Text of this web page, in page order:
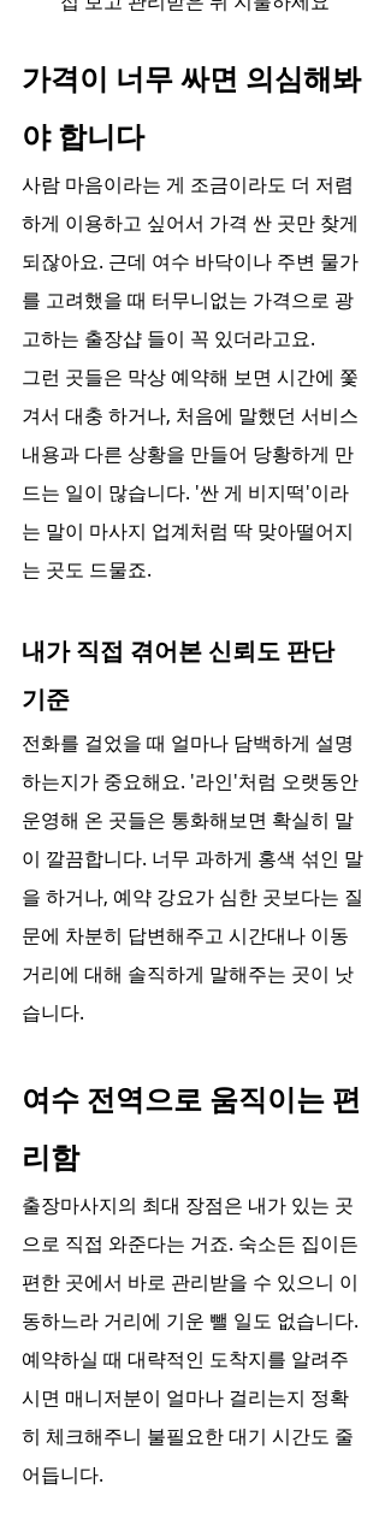
가격이 너무 싸면 의심해봐
야 합니다
사람 마음이라는 게 조금이라도 더 저렴
하게 이용하고 싶어서 가격 싼 곳만 찾게
되잖아요. 근데 여수 바닥이나 주변 물가
를 고려했을 때 터무니없는 가격으로 광
고하는 출장샵 들이 꼭 있더라고요.
그런 곳들은 막상 예약해 보면 시간에 쫓
겨서 대충 하거나, 처음에 말했던 서비스
내용과 다른 상황을 만들어 당황하게 만
드는 일이 많습니다. '싼 게 비지떡'이라
는 말이 마사지 업계처럼 딱 맞아떨어지
는 곳도 드물죠.
내가 직접 겪어본 신뢰도 판단
기준
전화를 걸었을 때 얼마나 담백하게 설명
하는지가 중요해요. '라인'처럼 오랫동안
운영해 온 곳들은 통화해보면 확실히 말
이 깔끔합니다. 너무 과하게 홍색 섞인 말
을 하거나, 예약 강요가 심한 곳보다는 질
문에 차분히 답변해주고 시간대나 이동
거리에 대해 솔직하게 말해주는 곳이 낫
습니다.
여수 전역으로 움직이는 편
리함
출장마사지의 최대 장점은 내가 있는 곳
으로 직접 와준다는 거죠. 숙소든 집이든
편한 곳에서 바로 관리받을 수 있으니 이
동하느라 거리에 기운 뺄 일도 없습니다.
예약하실 때 대략적인 도착지를 알려주
시면 매니저분이 얼마나 걸리는지 정확
히 체크해주니 불필요한 대기 시간도 줄
어듭니다.